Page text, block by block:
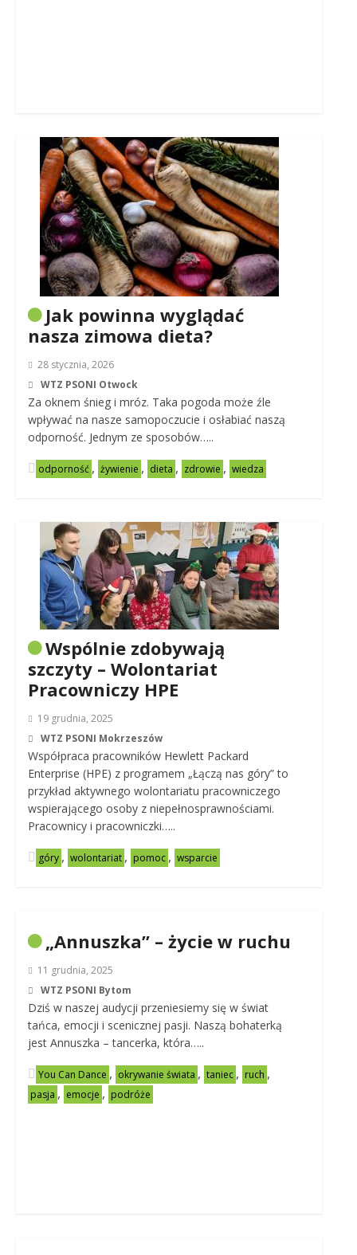
Jak powinna wyglądać
nasza zimowa dieta?
28 stycznia, 2026
WTZ PSONI Otwock
Za oknem śnieg i mróz. Taka pogoda może źle
wpływać na nasze samopoczucie i osłabiać naszą
odporność. Jednym ze sposobów…..
odporność , żywienie , dieta , zdrowie , wiedza
Wspólnie zdobywają
szczyty – Wolontariat
Pracowniczy HPE
19 grudnia, 2025
WTZ PSONI Mokrzeszów
Współpraca pracowników Hewlett Packard
Enterprise (HPE) z programem „Łączą nas góry” to
przykład aktywnego wolontariatu pracowniczego
wspierającego osoby z niepełnosprawnościami.
Pracownicy i pracowniczki…..
góry , wolontariat , pomoc , wsparcie
„Annuszka” – życie w ruchu
11 grudnia, 2025
WTZ PSONI Bytom
Dziś w naszej audycji przeniesiemy się w świat
tańca, emocji i scenicznej pasji. Naszą bohaterką
jest Annuszka – tancerka, która…..
You Can Dance , okrywanie świata , taniec , ruch ,
pasja , emocje , podróże